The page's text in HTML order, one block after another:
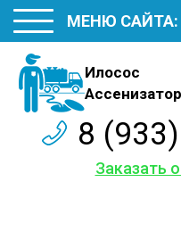
Илосос
Ассенизатор
8
Заказать
МЕНЮ САЙТА: